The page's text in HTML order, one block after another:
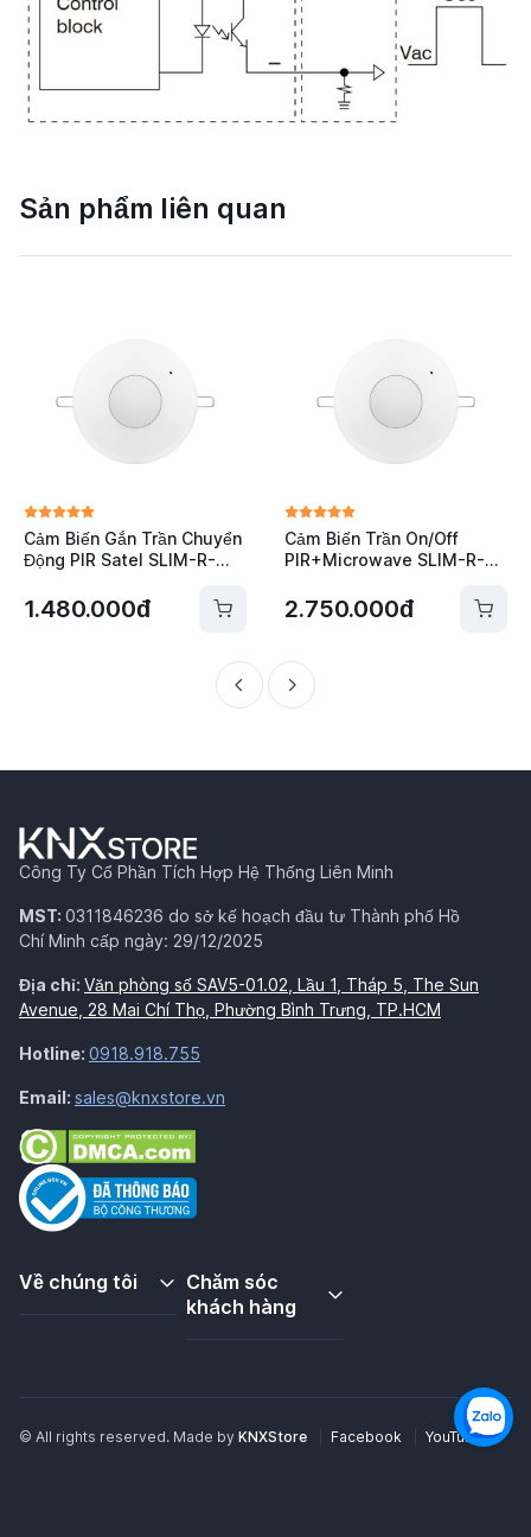
Sản phẩm liên quan
Cảm Biến Gắn Trần Chuyển
Động PIR Satel SLIM-R-
1.480.000đ
Cảm Biến Trần On/Off
PIR+Microwave SLIM-R-
2.750.000đ
Công Ty Cổ Phần Tích Hợp Hệ Thống Liên Minh
MST: 0311846236 do sở kế hoạch đầu tư Thành phố Hồ
Chí Minh cấp ngày: 29/12/2025
Địa chỉ: Văn phòng số SAV5-01.02, Lầu 1, Tháp 5, The Sun
Avenue, 28 Mai Chí Thọ, Phường Bình Trưng, TP.HCM
Hotline: 0918.918.755
Email: sales@knxstore.vn
Về chúng tôi
Chăm sóc
khách hàng
© All rights reserved. Made by KNXStore Facebook YouTube